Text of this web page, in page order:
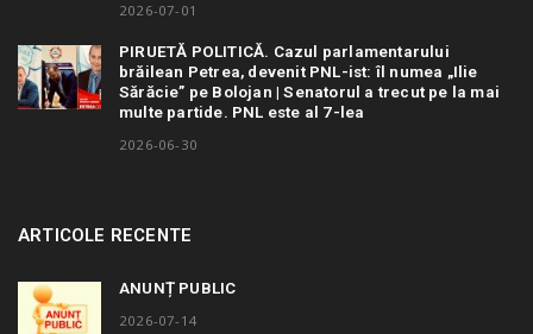
2026-07-01
PIRUETĂ POLITICĂ. Cazul parlamentarului
brăilean Petrea, devenit PNL-ist: îl numea „Ilie
Sărăcie” pe Bolojan | Senatorul a trecut pe la mai
multe partide. PNL este al 7-lea
2026-06-30
ARTICOLE RECENTE
ANUNȚ PUBLIC
2026-07-14